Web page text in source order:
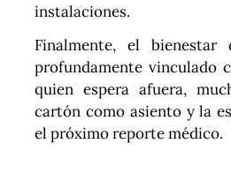
instalaciones.
Finalmente, el bienestar
profundamente vinculado
quien espera afuera,
cartón como asiento y la
el próximo reporte médico.